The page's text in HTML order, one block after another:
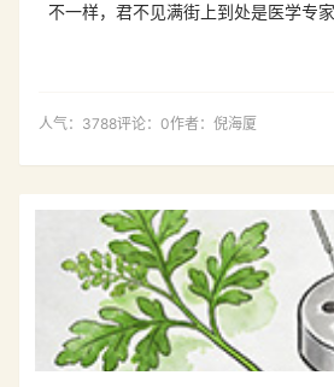
不一样，君不见满街上到处是医学专
人气：3788评论：0作者：倪海厦